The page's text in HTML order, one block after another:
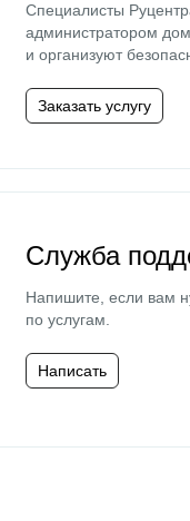
Специалисты
администратором
и организуют
Заказать услугу
Служба
Напишите, если вам
по услугам.
Написать